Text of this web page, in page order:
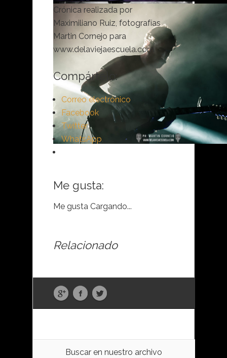
Crónica realizada por
Maximiliano Ruiz, fotografías
Martin Cornejo para
www.delaviejaescuela.com
Compártelo:
Correo electrónico
Facebook
Twitter
WhatsApp
Me gusta:
Me gusta Cargando...
Relacionado
Buscar en nuestro archivo